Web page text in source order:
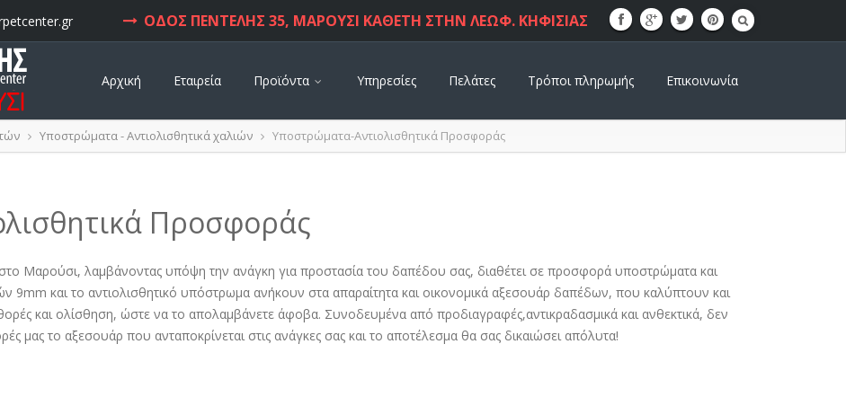
ΟΔΟΣ ΠΕΝΤΕΛΗΣ 35, ΜΑΡΟΥΣΙ ΚΑΘΕΤΗ ΣΤΗΝ ΛΕΩΦ. ΚΗΦΙΣΙΑΣ
Αρχική Εταιρεία Προϊόντα Υπηρεσίες Πελάτες Τρόποι πληρωμής Επικοινωνία
Υποστρώματα - Αντιολισθητικά χαλιών Υποστρώματα-Αντιολισθητικά Προσφοράς
Προσφοράς
Μαρούσι, λαμβάνοντας υπόψη την ανάγκη για προστασία του δαπέδου σας, διαθέτει σε προσφορά υποστρώματα και
9mm και το αντιολισθητικό υπόστρωμα ανήκουν στα απαραίτητα και οικονομικά αξεσουάρ δαπέδων, που καλύπτουν και
και ολίσθηση, ώστε να το απολαμβάνετε άφοβα. Συνοδευμένα από προδιαγραφές,αντικραδασμικά και ανθεκτικά, δεν
μας το αξεσουάρ που ανταποκρίνεται στις ανάγκες σας και το αποτέλεσμα θα σας δικαιώσει απόλυτα!